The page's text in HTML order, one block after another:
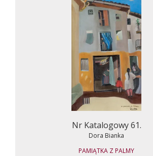
Nr Katalogowy 61.
Dora Bianka
PAMIĄTKA Z PALMY